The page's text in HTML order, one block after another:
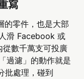
寫
零件，也是大部
滑 Facebook 或
數千萬支可投廣
過濾」的動作就是
批處理，碰到